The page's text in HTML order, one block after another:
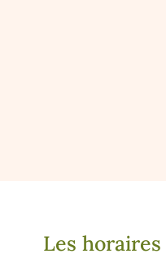
Les horaires